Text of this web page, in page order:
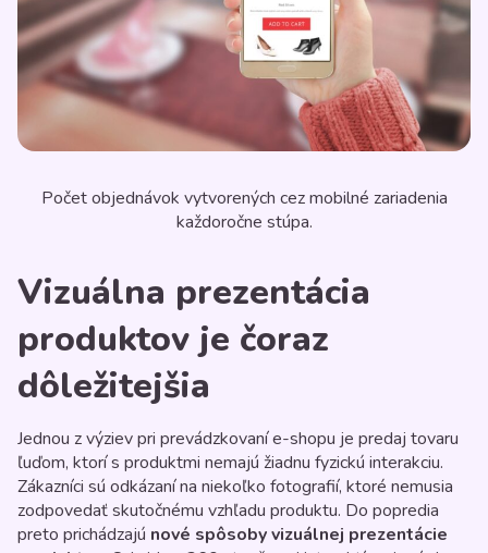
Počet objednávok vytvorených cez mobilné zariadenia
každoročne stúpa.
Vizuálna prezentácia
produktov je čoraz
dôležitejšia
Jednou z výziev pri prevádzkovaní e-shopu je predaj tovaru
ľuďom, ktorí s produktmi nemajú žiadnu fyzickú interakciu.
Zákazníci sú odkázaní na niekoľko fotografií, ktoré nemusia
zodpovedať skutočnému vzhľadu produktu. Do popredia
preto prichádzajú nové spôsoby vizuálnej prezentácie